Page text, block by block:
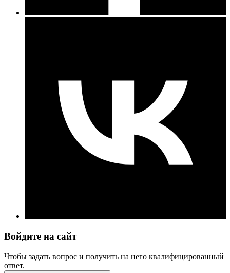
Войдите на сайт
Чтобы задать вопрос и получить на него квалифицированный
ответ.